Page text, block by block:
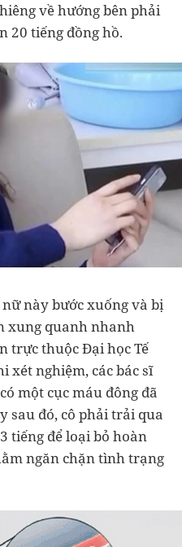
về hướng bên phải
20 tiếng đồng hồ.
này bước xuống và bị
xung quanh nhanh
trực thuộc Đại học Tế
xét nghiệm, các bác sĩ
một cục máu đông đã
sau đó, cô phải trải qua
tiếng để loại bỏ hoàn
ngăn chặn tình trạng